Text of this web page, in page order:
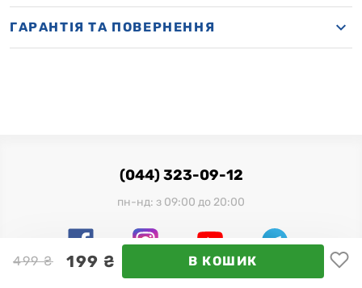
499 ₴ 199 ₴ В КОШИК
ГАРАНТІЯ ТА ПОВЕРНЕННЯ
(044) 323-09-12
пн-нд: з 09:00 до 20:00